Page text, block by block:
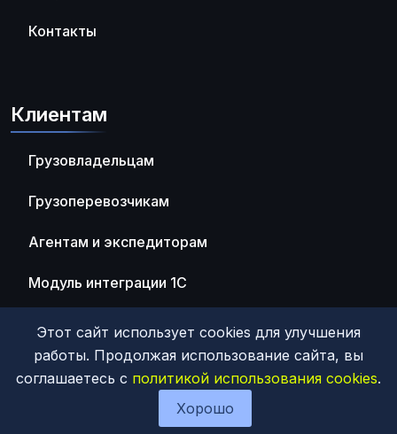
Контакты
Клиентам
Грузовладельцам
Грузоперевозчикам
Агентам и экспедиторам
Модуль интеграции 1С
© 2026 ООО "ТрансИнвест"
Политика обработки персональных данных
Этот сайт использует cookies для улучшения
работы. Продолжая использование сайта, вы
соглашаетесь с политикой использования cookies.
Хорошо